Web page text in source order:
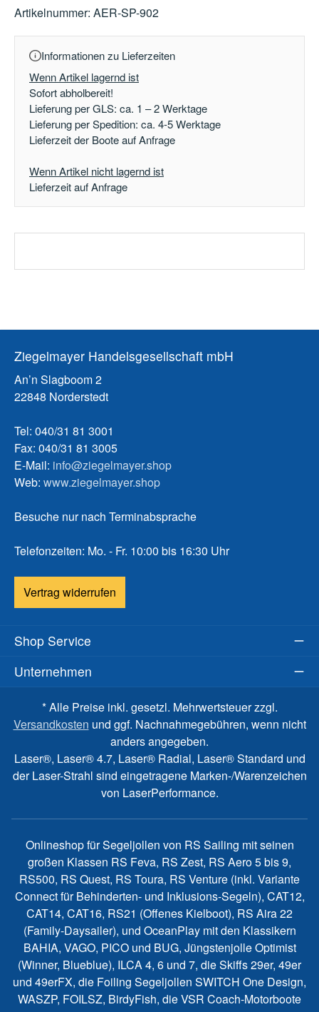
Artikelnummer: AER-SP-902
Informationen zu Lieferzeiten
Wenn Artikel lagernd ist
Sofort abholbereit!
Lieferung per GLS: ca. 1 – 2 Werktage
Lieferung per Spedition: ca. 4-5 Werktage
Lieferzeit der Boote auf Anfrage
Wenn Artikel nicht lagernd ist
Lieferzeit auf Anfrage
Ziegelmayer Handelsgesellschaft mbH
An’n Slagboom 2
22848 Norderstedt
Tel: 040/31 81 3001
Fax: 040/31 81 3005
E-Mail: info@ziegelmayer.shop
Web: www.ziegelmayer.shop
Besuche nur nach Terminabsprache
Telefonzeiten: Mo. - Fr. 10:00 bis 16:30 Uhr
Vertrag widerrufen
Shop Service
Unternehmen
* Alle Preise inkl. gesetzl. Mehrwertsteuer zzgl.
Versandkosten und ggf. Nachnahmegebühren, wenn nicht
anders angegeben.
Laser®, Laser® 4.7, Laser® Radial, Laser® Standard und
der Laser-Strahl sind eingetragene Marken-/Warenzeichen
von LaserPerformance.
Onlineshop für Segeljollen von RS Sailing mit seinen
großen Klassen RS Feva, RS Zest, RS Aero 5 bis 9,
RS500, RS Quest, RS Toura, RS Venture (inkl. Variante
Connect für Behinderten- und Inklusions-Segeln), CAT12,
CAT14, CAT16, RS21 (Offenes Kielboot), RS Aira 22
(Family-Daysailer), und OceanPlay mit den Klassikern
BAHIA, VAGO, PICO und BUG, Jüngstenjolle Optimist
(Winner, Blueblue), ILCA 4, 6 und 7, die Skiffs 29er, 49er
und 49erFX, die Foiling Segeljollen SWITCH One Design,
WASZP, FOILSZ, BirdyFish, die VSR Coach-Motorboote